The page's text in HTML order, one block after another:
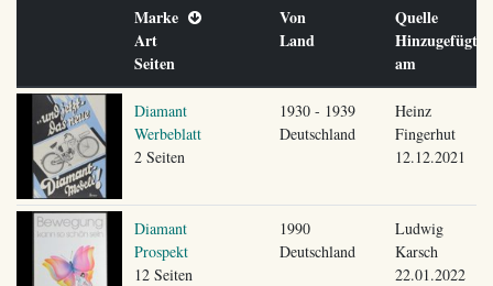
Marke
Art
Seiten
Von
Land
Quelle
Hinzugefügt
am
Diamant
Werbeblatt
2 Seiten
1930 - 1939
Deutschland
Heinz
Fingerhut
12.12.2021
Diamant
Prospekt
12 Seiten
1990
Deutschland
Ludwig
Karsch
22.01.2022